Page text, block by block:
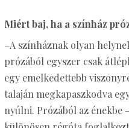
Miért baj, ha a színház
–A színháznak olyan
prózából egyszer csak
egy emelkedettebb
talaján megkapaszkodva
nyúlni. Prózából az énekbe